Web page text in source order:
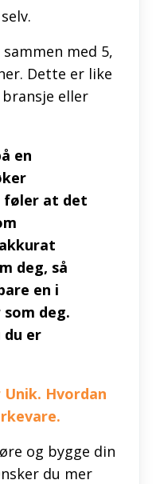
med 5,
Dette er like
eller
en
føler at det
deg, så
en i
deg.
du er
Hvordan
og bygge din
du mer